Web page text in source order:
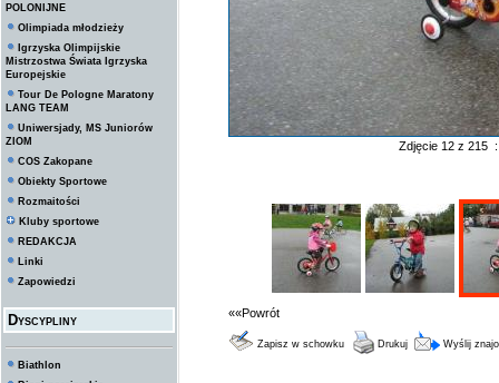
POLONIJNE
Olimpiada młodzieży
Igrzyska Olimpijskie
Mistrzostwa Świata Igrzyska
Europejskie
Tour De Pologne Maratony
LANG TEAM
Uniwersjady, MS Juniorów
ZIOM
COS Zakopane
Obiekty Sportowe
Rozmaitości
Kluby sportowe
REDAKCJA
Linki
Zapowiedzi
Dyscypliny
Biathlon
Zdjęcie 12 z 215
««Powrót
Zapisz w schowku Drukuj Wyślij